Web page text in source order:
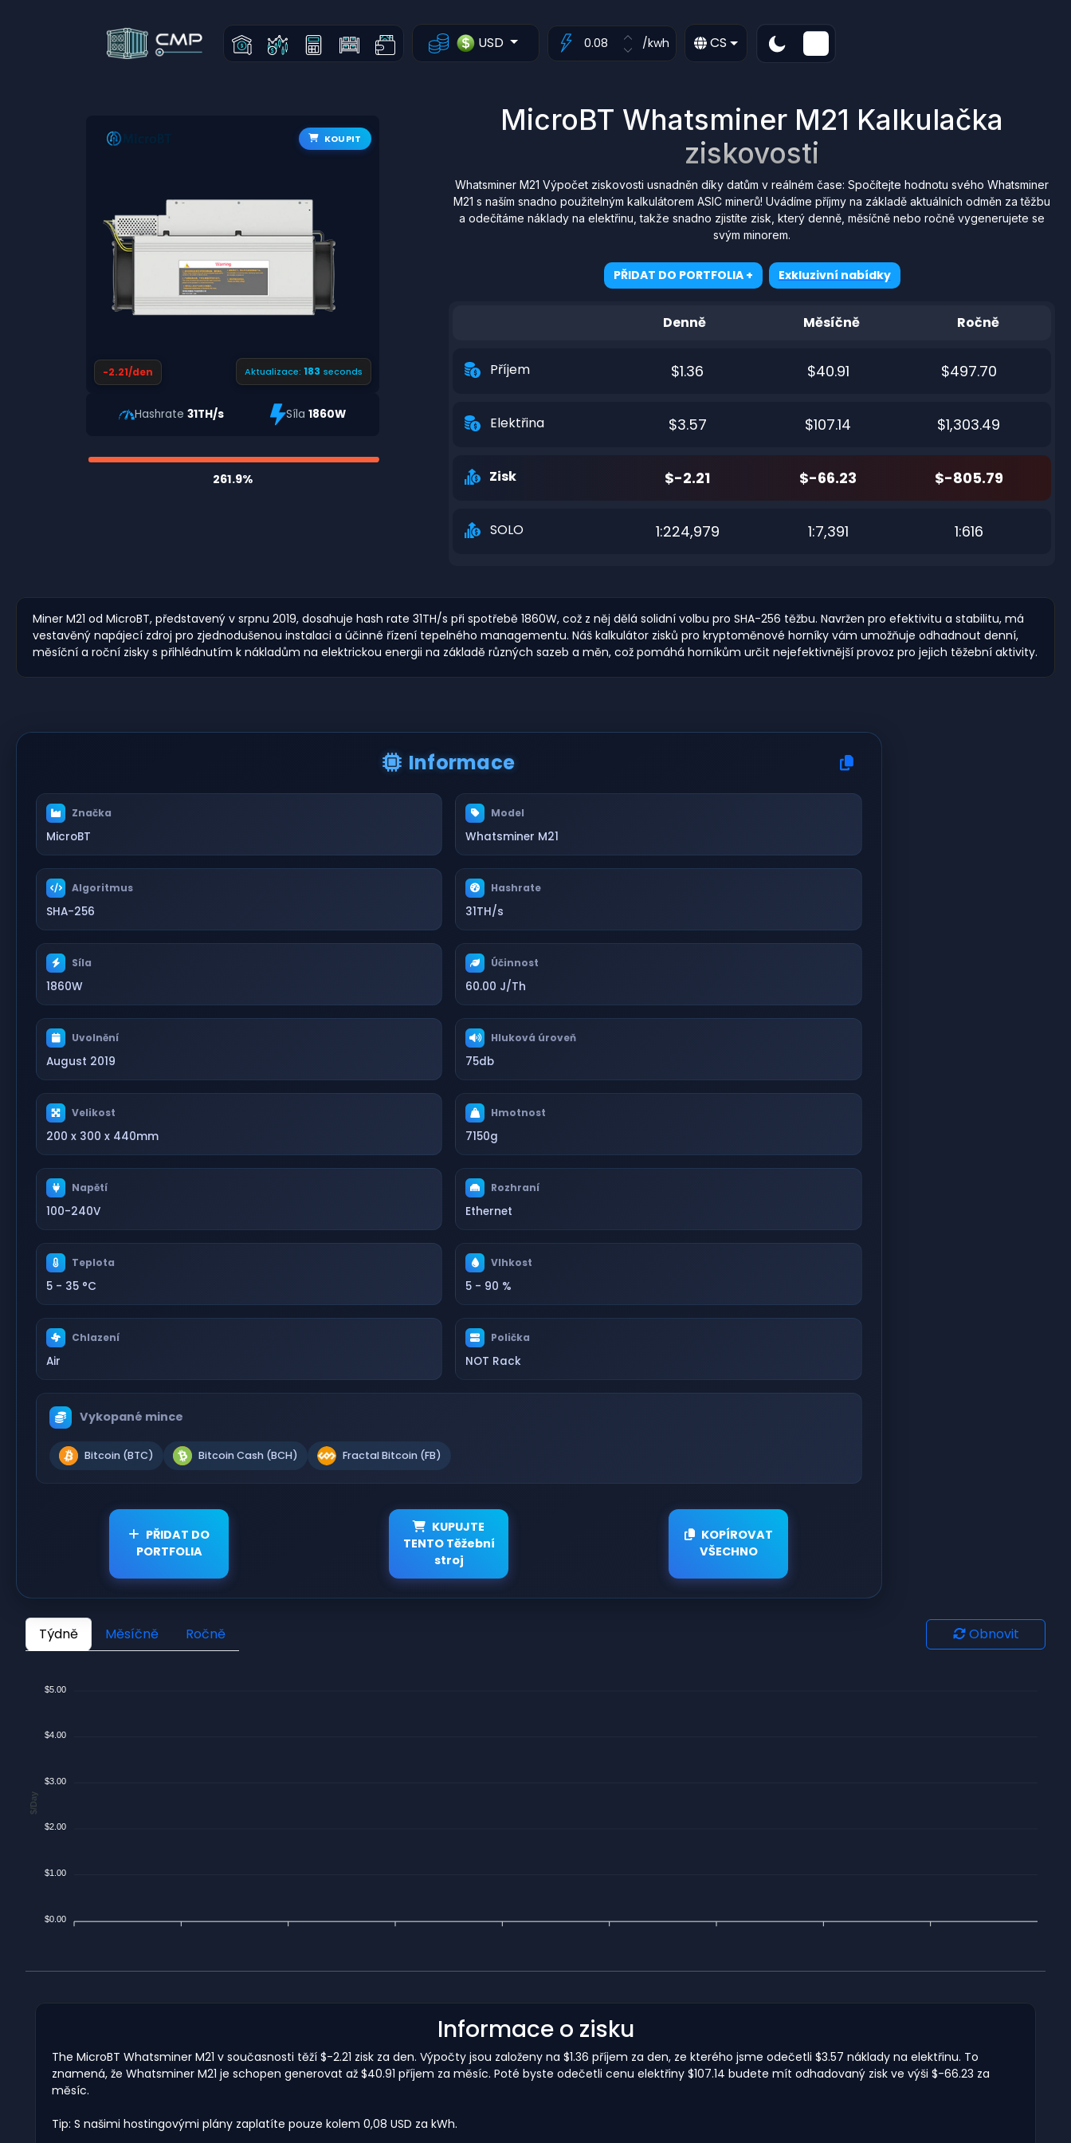
USD /kwh CS
KOUPIT
-2.21/den Aktualizace: 182 seconds
Hashrate31TH/s Síla 1860W
261.9%
MicroBT Whatsminer M21 Kalkulačka
ziskovosti
Whatsminer M21 Výpočet ziskovosti usnadněn díky datům v reálném čase: Spočítejte hodnotu svého Whatsminer
M21 s naším snadno použitelným kalkulátorem ASIC minerů! Uvádíme příjmy na základě aktuálních odměn za těžbu
a odečítáme náklady na elektřinu, takže snadno zjistíte zisk, který denně, měsíčně nebo ročně vygenerujete se
svým minorem.
PŘIDAT DO PORTFOLIA + Exkluzivní nabídky
Denně Měsíčně Ročně
Příjem $1.36 $40.91 $497.70
Elektřina $3.57 $107.14 $1,303.49
Zisk $-2.21 $-66.23 $-805.79
SOLO 1:224,979 1:7,391 1:616
Miner M21 od MicroBT, představený v srpnu 2019, dosahuje hash rate 31TH/s při spotřebě 1860W, což z něj dělá solidní volbu pro SHA-256 těžbu. Navržen pro efektivitu a stabilitu, má
vestavěný napájecí zdroj pro zjednodušenou instalaci a účinné řízení tepelného managementu. Náš kalkulátor zisků pro kryptoměnové horníky vám umožňuje odhadnout denní,
měsíční a roční zisky s přihlédnutím k nákladům na elektrickou energii na základě různých sazeb a měn, což pomáhá horníkům určit nejefektivnější provoz pro jejich těžební aktivity.
Informace
Značka
MicroBT
Model
Whatsminer M21
Algoritmus
SHA-256
Hashrate
31TH/s
Síla
1860W
Účinnost
60.00 J/Th
Uvolnění
August 2019
Hluková úroveň
75db
Velikost
200 x 300 x 440mm
Hmotnost
7150g
Napětí
100-240V
Rozhraní
Ethernet
Teplota
5 - 35 °C
Vlhkost
5 - 90 %
Chlazení
Air
Polička
NOT Rack
Vykopané mince
Bitcoin (BTC) Bitcoin Cash (BCH) Fractal Bitcoin (FB)
PŘIDAT DO
PORTFOLIA
KUPUJTE
TENTO Těžební
stroj
KOPÍROVAT
VŠECHNO
Týdně Měsíčně Ročně Obnovit
$5.00
$4.00
$3.00
$2.00
$1.00
$0.00
$/Day
Informace o zisku
The MicroBT Whatsminer M21 v současnosti těží $-2.21 zisk za den. Výpočty jsou založeny na $1.36 příjem za den, ze kterého jsme odečetli $3.57 náklady na elektřinu. To
znamená, že Whatsminer M21 je schopen generovat až $40.91 příjem za měsíc. Poté byste odečetli cenu elektřiny $107.14 budete mít odhadovaný zisk ve výši $-66.23 za
měsíc.
Tip: S našimi hostingovými plány zaplatíte pouze kolem 0,08 USD za kWh.